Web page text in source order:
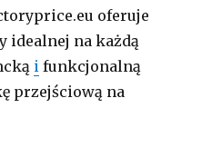
oferuje
idealnej na każdą
i funkcjonalną
przejściową na